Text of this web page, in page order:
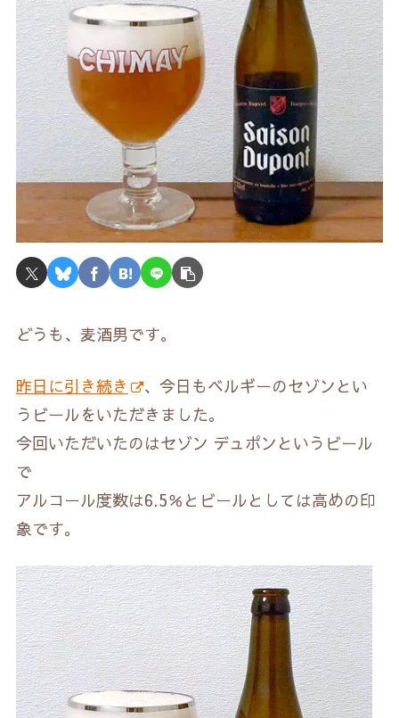
どうも、麦酒男です。
昨日に引き続き
、今日もベルギーのセゾンとい
うビールをいただきました。
今回いただいたのはセゾン デュポンというビール
で
アルコール度数は6.5％とビールとしては高めの印
象です。